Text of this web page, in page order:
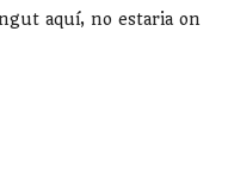
aquí, no estaria on